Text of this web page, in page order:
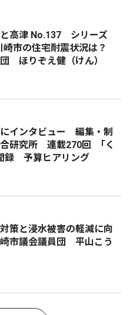
と高津 No.137 シリーズ
崎市の住宅耐震状況は？
ほりぞえ健（けん）
インタビュー 編集・制
合研究所 連載270回 ｢く
録 予算ヒアリング
策と浸水被害の軽減に向
市議会議員団 平山こう